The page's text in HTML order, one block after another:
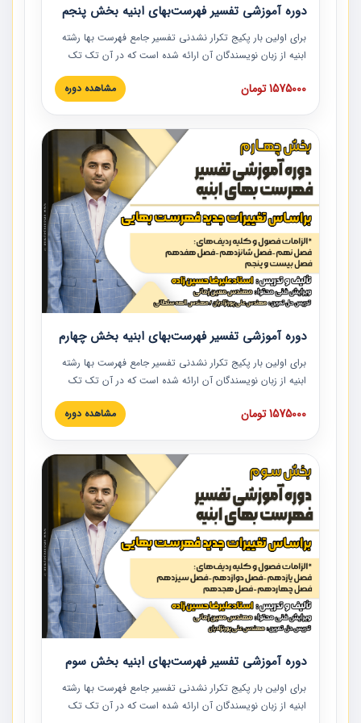
دوره آموزشی تفسیر فهرست‌بهای ابنیه بخش پنجم
برای اولین بار پکیج تکرار نشدنی تفسیر جامع فهرست بها رشته
ابنیه از زبان نویسندگان آن ارائه شده است که در آن تک تک
ردیف ها و مطالب فهرست بها تفسیر و ارائه شده است. این
دوره به صورت کامل تصویری بوده و به همراه تصاویر عملیات
دوره با کلام مهندس علیرضاحسین‌زاده مدیر پروژه مهندسی
مشاور در امر بازنگری فهرست بها رشته ابنیه ارائه شده و به تمام
همکارانی که در حوزه صنعت ساخت در حال فعالیت هستند حتما
توصیه می کنیم از مطالب این دوره استفاده نمایند.
1575000 تومان مشاهده دوره
دوره آموزشی تفسیر فهرست‌بهای ابنیه بخش چهارم
برای اولین بار پکیج تکرار نشدنی تفسیر جامع فهرست بها رشته
ابنیه از زبان نویسندگان آن ارائه شده است که در آن تک تک
ردیف ها و مطالب فهرست بها تفسیر و ارائه شده است. این
دوره به صورت کامل تصویری بوده و به همراه تصاویر عملیات
دوره با کلام مهندس علیرضاحسین‌زاده مدیر پروژه مهندسی
مشاور در امر بازنگری فهرست بها رشته ابنیه ارائه شده و به تمام
همکارانی که در حوزه صنعت ساخت در حال فعالیت هستند حتما
توصیه می کنیم از مطالب این دوره استفاده نمایند.
1575000 تومان مشاهده دوره
دوره آموزشی تفسیر فهرست‌بهای ابنیه بخش سوم
برای اولین بار پکیج تکرار نشدنی تفسیر جامع فهرست بها رشته
ابنیه از زبان نویسندگان آن ارائه شده است که در آن تک تک